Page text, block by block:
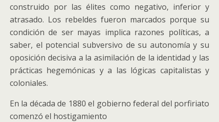
construido por las élites como negativo, inferior y
atrasado. Los rebeldes fueron marcados porque su
condición de ser mayas implica razones políticas, a
saber, el potencial subversivo de su autonomía y su
oposición decisiva a la asimilación de la identidad y las
prácticas hegemónicas y a las lógicas capitalistas y
coloniales.
En la década de 1880 el gobierno federal del porfiriato
comenzó el hostigamiento